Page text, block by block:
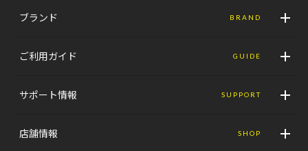
ブランド BRAND
ご利用ガイド GUIDE
サポート情報 SUPPORT
店舗情報 SHOP